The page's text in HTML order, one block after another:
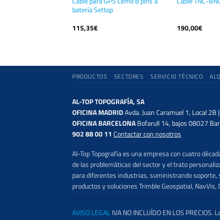
batería Settop
115,35€ 190,00€
PRODUCTOS SECTORES SERVICIO TÉCNICO
AL-TOP TOPOGRAFÍA, SA
OFICINA MADRIDAvda. Juan Caramuel 1, Local
OFICINA BARCELONABofarull 14, bajos 08027
902 88 00 11 Contactar con nosotros
Al-Top Topografía es una empresa con cuatro
de las problemáticas del sector y el trato
para diferentes industrias, suministrando soporte,
productos y soluciones Trimble Geospatial, NavVis,
AVISO LEGALIVA NO INCLUÍDO EN LOS